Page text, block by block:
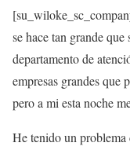
se hace tan grande
departamento de
empresas grandes que
pero a mi esta noche
He tenido un